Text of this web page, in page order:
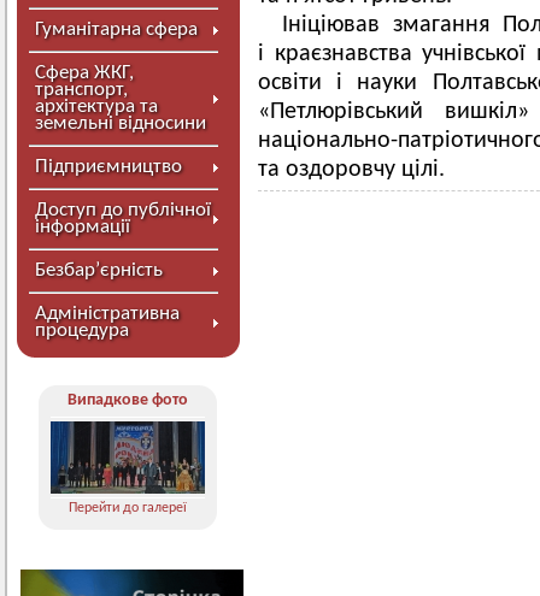
Гуманітарна сфера
Сфера ЖКГ,
транспорт,
архітектура та
земельні відносини
Підприємництво
Доступ до публічної
інформації
Безбар’єрність
Адміністративна
процедура
Випадкове фото
Перейти до галереї
Ініціював змагання
і краєзнавства
освіти і науки
«Петлюрівський
національно-
та оздоровчу цілі.